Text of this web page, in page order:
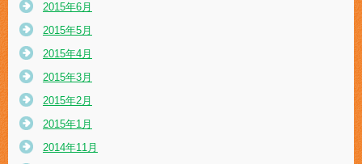
2015年6月
2015年5月
2015年4月
2015年3月
2015年2月
2015年1月
2014年11月